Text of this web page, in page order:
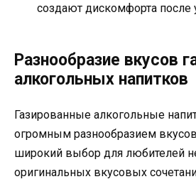
создают дискомфорта после
Разнообразие вкусов
алкогольных напитков
Газированные алкогольные
огромным разнообразием
широкий выбор для любителей
оригинальных вкусовых